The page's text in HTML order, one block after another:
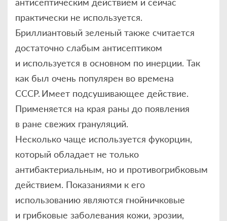
практически не используется.
Бриллиантовый зеленый также считается
достаточно слабым антисептиком
и используется в основном по инерции. Так
как был очень популярен во времена
СССР. Имеет подсушивающее действие.
Применяется на края раны до появления
в ране свежих грануляций.
Несколько чаще используется фукорцин,
который обладает не только
антибактериальным, но и противогрибковым
действием. Показаниями к его
использованию являются гнойничковые
и грибковые заболевания кожи, эрозии,